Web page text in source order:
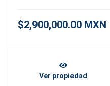
$2,900,000.00 MXN
Ver propiedad